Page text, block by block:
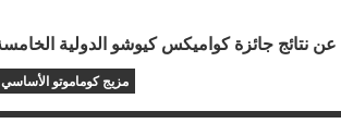
مزيج كوماموتو الأساسي